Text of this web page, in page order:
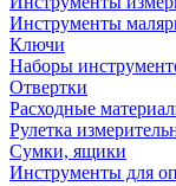
Инструменты
Ключи
Наборы
Отвертки
Расходные
Рулетка
Сумки, ящики
Инструменты для